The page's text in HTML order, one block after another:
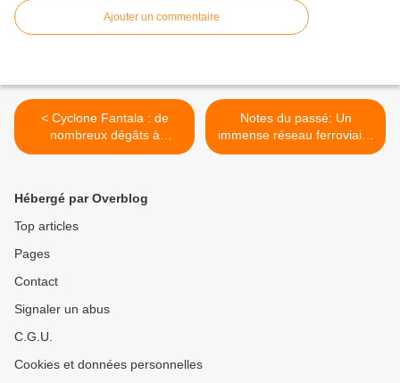
Ajouter un commentaire
< Cyclone Fantala : de
nombreux dégâts à
Farquhar, îles des
Notes du passé: Un
immense réseau ferroviaire
pour une Grande île >
Hébergé par Overblog
Top articles
Pages
Contact
Signaler un abus
C.G.U.
Cookies et données personnelles